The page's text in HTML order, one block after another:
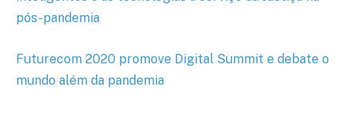
pós-pandemia
Futurecom 2020 promove Digital Summit e debate o
mundo além da pandemia